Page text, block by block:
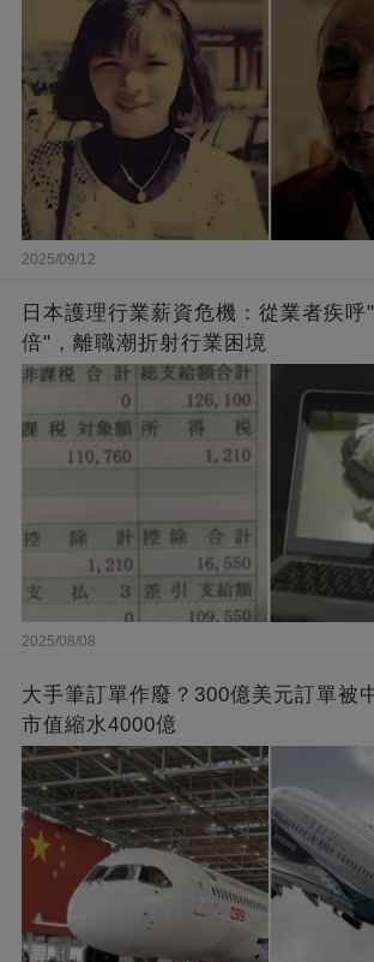
2025/09/12
日本護理行業薪資危機：從業者疾呼
倍"，離職潮折射行業困境
2025/08/08
大手筆訂單作廢？300億美元訂單被
市值縮水4000億